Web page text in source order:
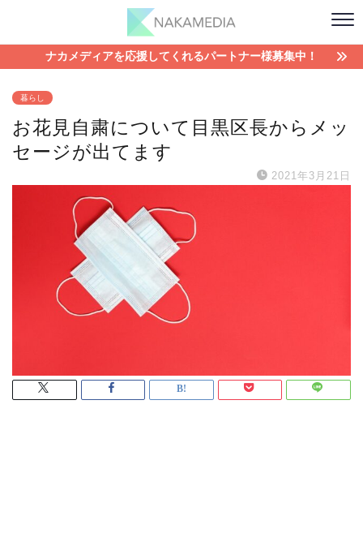
ナカメディアを応援してくれるパートナー様募集中！
暮らし
お花見自粛について目黒区長からメッ
セージが出てます
2021年3月21日